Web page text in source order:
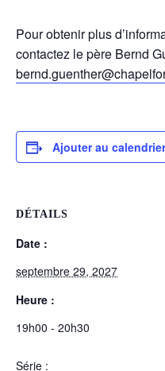
Pour obtenir plus
contactez le père Bernd
Ajouter au calendrier
DÉTAILS
Date :
septembre 29, 2027
Heure :
19h00 - 20h30
Série :